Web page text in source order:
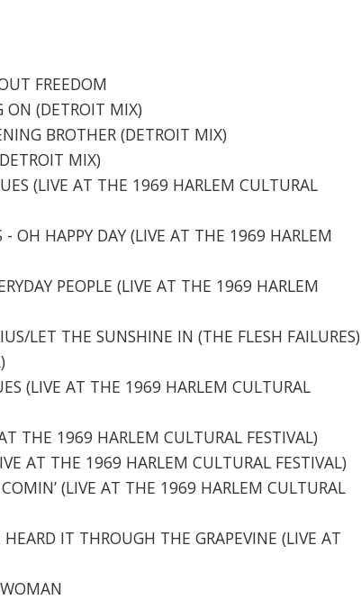
FREEDOM
ON (DETROIT MIX)
BROTHER (DETROIT MIX)
MIX)
(LIVE AT THE 1969 HARLEM CULTURAL
OH HAPPY DAY (LIVE AT THE 1969 HARLEM
PEOPLE (LIVE AT THE 1969 HARLEM
LET THE SUNSHINE IN (THE FLESH FAILURES)
(LIVE AT THE 1969 HARLEM CULTURAL
THE 1969 HARLEM CULTURAL FESTIVAL)
AT THE 1969 HARLEM CULTURAL FESTIVAL)
(LIVE AT THE 1969 HARLEM CULTURAL
IT THROUGH THE GRAPEVINE (LIVE AT